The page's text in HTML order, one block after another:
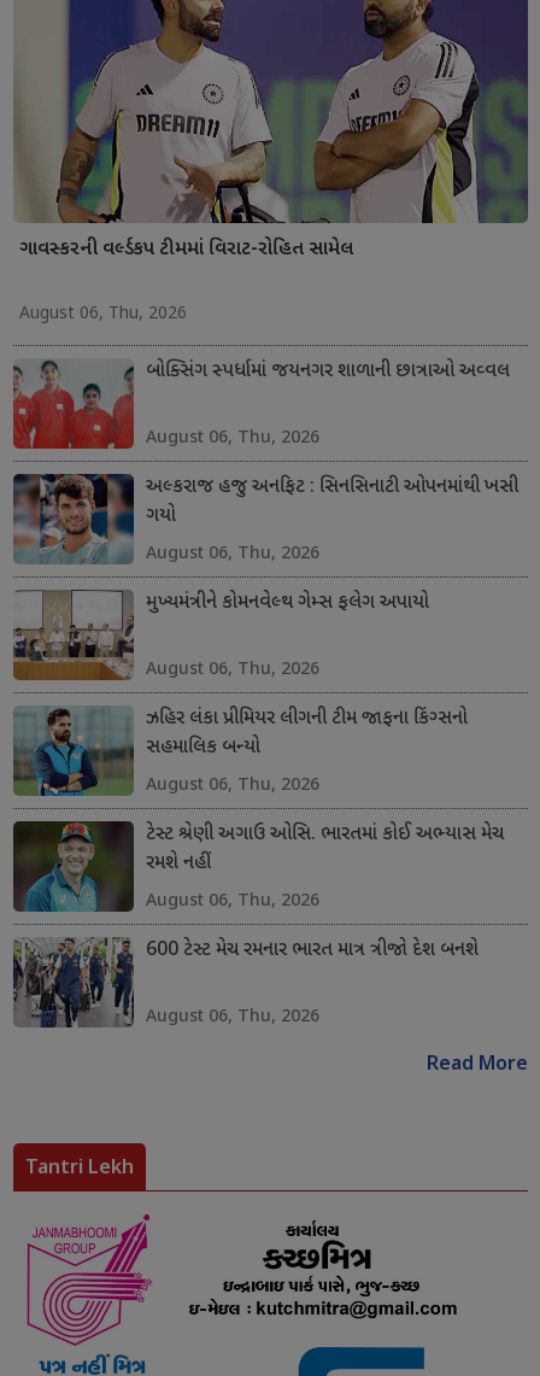
ગાવસ્કરની વર્લ્ડકપ ટીમમાં વિરાટ-રોહિત સામેલ
August 06, Thu, 2026
બોક્સિંગ સ્પર્ધામાં જયનગર શાળાની છાત્રાઓ અવ્વલ
August 06, Thu, 2026
અલ્કરાજ હજુ અનફિટ : સિનસિનાટી ઓપનમાંથી ખસી
ગયો
August 06, Thu, 2026
મુખ્યમંત્રીને કોમનવેલ્થ ગેમ્સ ફલેગ અપાયો
August 06, Thu, 2026
ઝહિર લંકા પ્રીમિયર લીગની ટીમ જાફના કિંગ્સનો
સહમાલિક બન્યો
August 06, Thu, 2026
ટેસ્ટ શ્રેણી અગાઉ ઓસિ. ભારતમાં કોઈ અભ્યાસ મેચ
રમશે નહીં
August 06, Thu, 2026
600 ટેસ્ટ મેચ રમનાર ભારત માત્ર ત્રીજો દેશ બનશે
August 06, Thu, 2026
Read More
Tantri Lekh